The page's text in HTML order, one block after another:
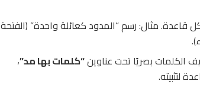
قاعدة. مثال: رسم “المدود كعائلة واحدة” (الفتحة
الكلمات بصريًا تحت عناوين“كلمات بها مد”،
لتثبيته.